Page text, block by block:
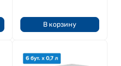
В корзину